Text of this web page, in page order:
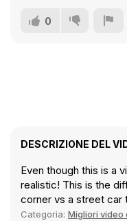
0
DESCRIZIONE DEL
Even though this is a
realistic! This is the
corner vs a street car
Categoria: Migliori video